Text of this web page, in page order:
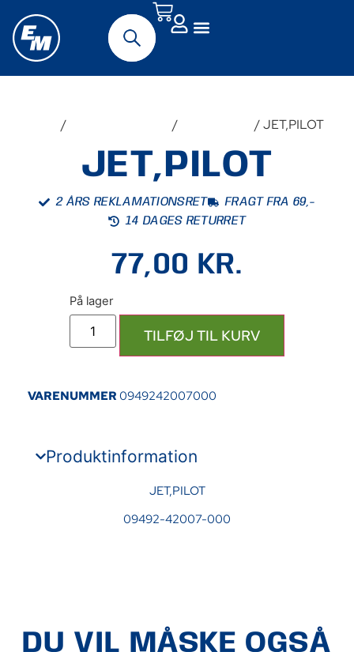
/ / / JET,PILOT
JET,PILOT
2 ÅRS REKLAMATIONSRET
FRAGT FRA 69,-
14 DAGES RETURRET
77,00 KR.
TILFØJ TIL KURV
VARENUMMER 0949242007000
Produktinformation
JET,PILOT
09492-42007-000
DU VIL MÅSKE OGSÅ